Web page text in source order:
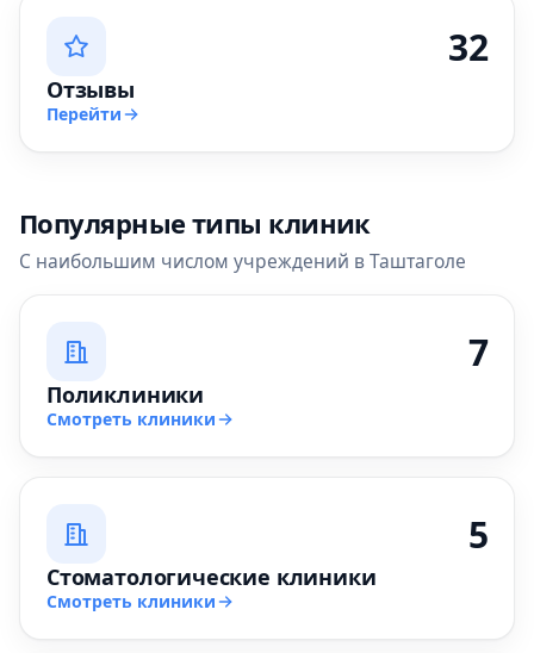
32
Отзывы
Перейти
Популярные типы клиник
С наибольшим числом учреждений в Таштаголе
7
Поликлиники
Смотреть клиники
5
Стоматологические клиники
Смотреть клиники